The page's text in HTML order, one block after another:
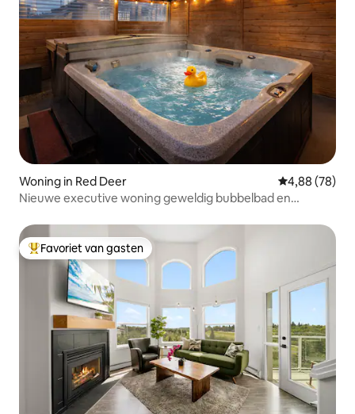
Woning in Red Deer Gemiddelde
4,88 (78)
Nieuwe executive woning geweldig bubbelbad en
Topfavoriet van gasten
Favoriet van gasten